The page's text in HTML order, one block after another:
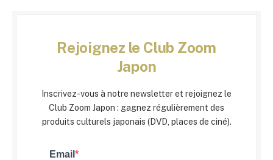
Rejoignez le Club Zoom
Japon
Inscrivez-vous à notre newsletter et rejoignez le
Club Zoom Japon : gagnez régulièrement des
produits culturels japonais (DVD, places de ciné).
Email